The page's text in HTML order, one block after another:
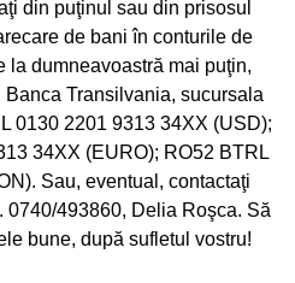
din puţinul sau din prisosul
de bani în conturile de
la dumneavoastră mai puţin,
Transilvania, sucursala
0130 2201 9313 34XX (USD);
34XX (EURO); RO52 BTRL
Sau, eventual, contactaţi
0740/493860, Delia Roşca. Să
bune, după sufletul vostru!